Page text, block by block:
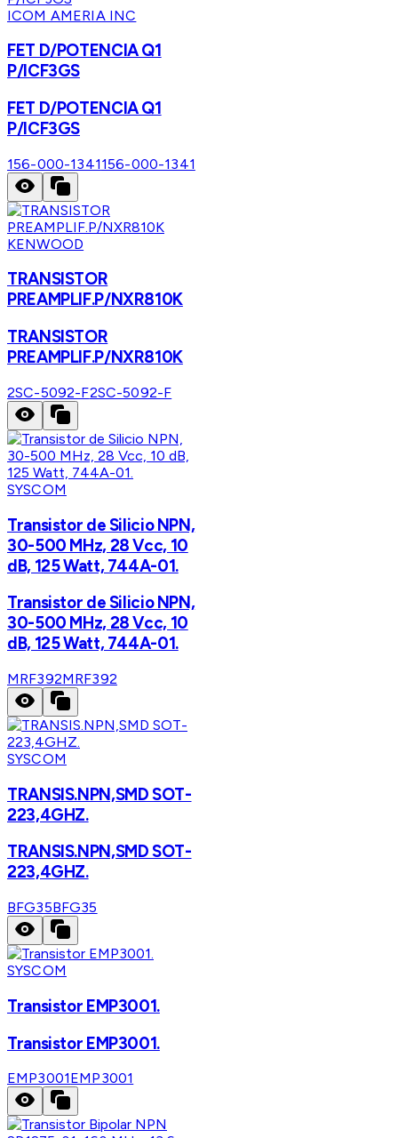
ICOM AMERIA INC
FET D/POTENCIA Q1
P/ICF3GS
FET D/POTENCIA Q1
P/ICF3GS
156-000-1341156-000-1341
KENWOOD
TRANSISTOR
PREAMPLIF.P/NXR810K
TRANSISTOR
PREAMPLIF.P/NXR810K
2SC-5092-F2SC-5092-F
SYSCOM
Transistor de Silicio NPN,
30-500 MHz, 28 Vcc, 10
dB, 125 Watt, 744A-01.
Transistor de Silicio NPN,
30-500 MHz, 28 Vcc, 10
dB, 125 Watt, 744A-01.
MRF392MRF392
SYSCOM
TRANSIS.NPN,SMD SOT-
223,4GHZ.
TRANSIS.NPN,SMD SOT-
223,4GHZ.
BFG35BFG35
SYSCOM
Transistor EMP3001.
Transistor EMP3001.
EMP3001EMP3001